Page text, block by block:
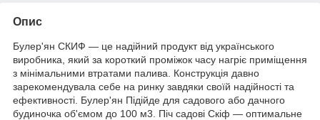
Опис
Булер'ян СКИФ — це надійний продукт від українського
виробника, який за короткий проміжок часу нагріє приміщення
з мінімальними втратами палива. Конструкція давно
зарекомендувала себе на ринку завдяки своїй надійності та
ефективності. Булер'ян Підійде для садового або дачного
будиночка об'ємом до 100 м3. Піч садові Скіф — оптимальне